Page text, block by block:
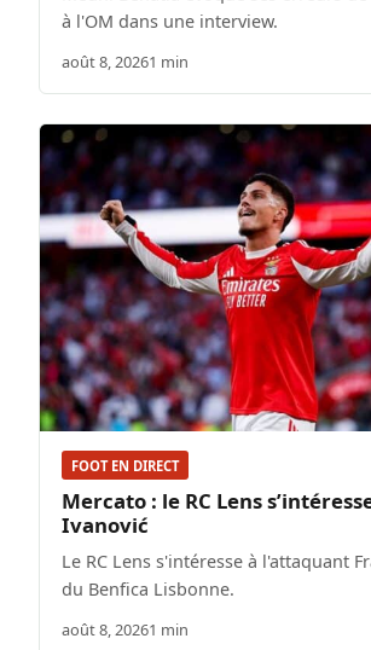
à l'OM dans une interview.
août 8, 20261 min
FOOT EN DIRECT
Mercato : le RC Lens
Ivanović
Le RC Lens s'intéresse à l'attaquant
du Benfica Lisbonne.
août 8, 20261 min